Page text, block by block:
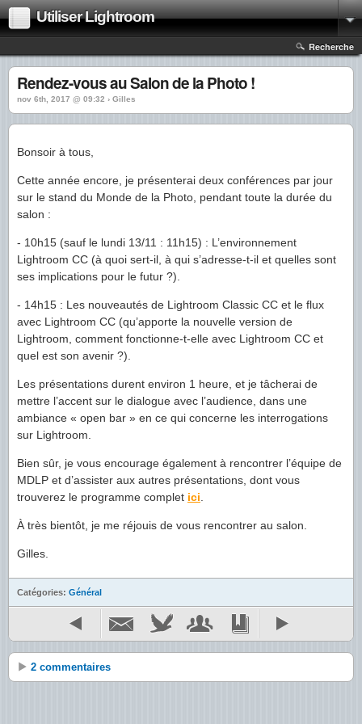
Utiliser Lightroom
Recherche
Rendez-vous au Salon de la Photo !
nov 6th, 2017 @ 09:32 › Gilles
Bonsoir à tous,
Cette année encore, je présenterai deux conférences par jour
sur le stand du Monde de la Photo, pendant toute la durée du
salon :
- 10h15 (sauf le lundi 13/11 : 11h15) : L’environnement
Lightroom CC (à quoi sert-il, à qui s’adresse-t-il et quelles sont
ses implications pour le futur ?).
- 14h15 : Les nouveautés de Lightroom Classic CC et le flux
avec Lightroom CC (qu’apporte la nouvelle version de
Lightroom, comment fonctionne-t-elle avec Lightroom CC et
quel est son avenir ?).
Les présentations durent environ 1 heure, et je tâcherai de
mettre l’accent sur le dialogue avec l’audience, dans une
ambiance « open bar » en ce qui concerne les interrogations
sur Lightroom.
Bien sûr, je vous encourage également à rencontrer l’équipe de
MDLP et d’assister aux autres présentations, dont vous
trouverez le programme complet ici
À très bientôt, je me réjouis de vous rencontrer au salon.
Gilles.
Catégories: Général
2 commentaires